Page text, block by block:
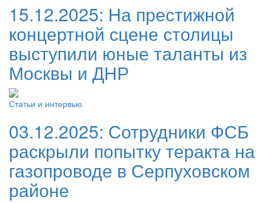
15.12.2025: На престижной
концертной сцене столицы
выступили юные таланты из
Москвы и ДНР
Статьи и интервью
03.12.2025: Сотрудники ФСБ
раскрыли попытку теракта на
газопроводе в Серпуховском
районе